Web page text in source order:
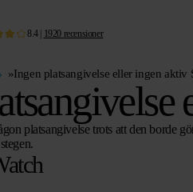
8.4| 1920 recensioner
»Ingen platsangivelse eller ingen aktiv
platsangivelse trots att den borde